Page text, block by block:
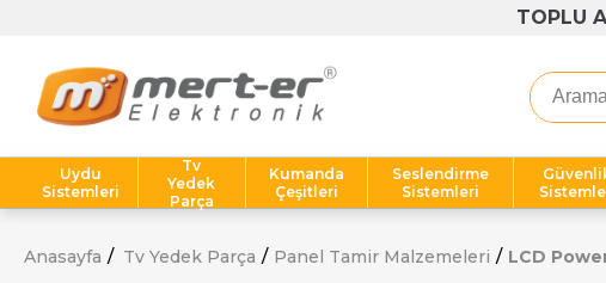
Uydu
Sistemleri
Tv
Yedek
Parça
Kumanda
Çeşitleri
Seslendirme
Sistemleri
Anasayfa Tv Yedek Parça Panel Tamir Malzemeleri LCD